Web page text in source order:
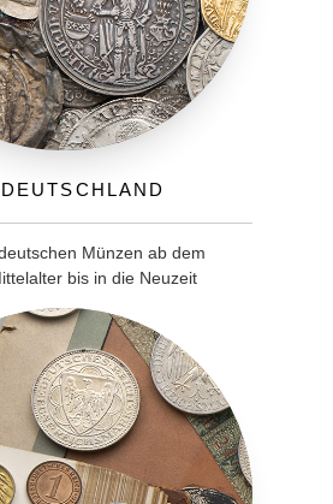
Münzen ab dem
bis in die Neuzeit